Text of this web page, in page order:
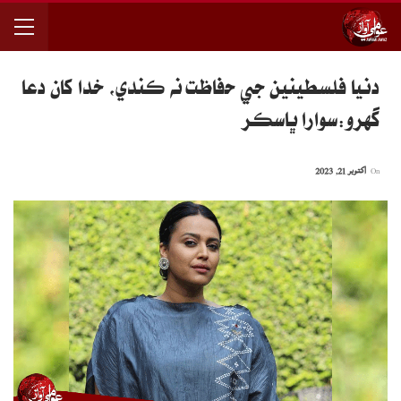
دنيا فلسطينين جي حفاظت نه ڪندي، خدا کان دعا
گھرو:سوارا ڀاسڪر
اکتوبر 21, 2023